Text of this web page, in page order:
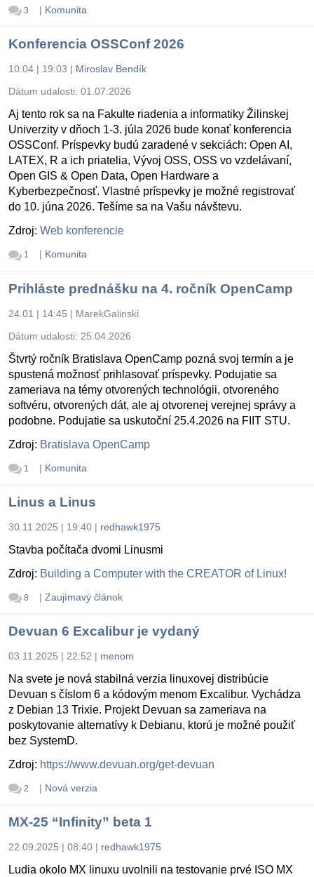
3 | Komunita
Konferencia OSSConf 2026
10.04 | 19:03 | Miroslav Bendík
Dátum udalosti: 01.07.2026
Aj tento rok sa na Fakulte riadenia a informatiky Žilinskej
Univerzity v dňoch 1-3. júla 2026 bude konať konferencia
OSSConf. Príspevky budú zaradené v sekciách: Open AI,
LATEX, R a ich priatelia, Vývoj OSS, OSS vo vzdelávaní,
Open GIS & Open Data, Open Hardware a
Kyberbezpečnosť. Vlastné príspevky je možné registrovať
do 10. júna 2026. Tešíme sa na Vašu návštevu.
Zdroj: Web konferencie
1 | Komunita
Prihláste prednášku na 4. ročník OpenCamp
24.01 | 14:45 | MarekGalinski
Dátum udalosti: 25.04.2026
Štvrtý ročník Bratislava OpenCamp pozná svoj termín a je
spustená možnosť prihlasovať príspevky. Podujatie sa
zameriava na témy otvorených technológii, otvoreného
softvéru, otvorených dát, ale aj otvorenej verejnej správy a
podobne. Podujatie sa uskutoční 25.4.2026 na FIIT STU.
Zdroj: Bratislava OpenCamp
1 | Komunita
Linus a Linus
30.11.2025 | 19:40 | redhawk1975
Stavba počítača dvomi Linusmi
Zdroj: Building a Computer with the CREATOR of Linux!
8 | Zaujímavý článok
Devuan 6 Excalibur je vydaný
03.11.2025 | 22:52 | menom
Na svete je nová stabilná verzia linuxovej distribúcie
Devuan s číslom 6 a kódovým menom Excalibur. Vychádza
z Debian 13 Trixie. Projekt Devuan sa zameriava na
poskytovanie alternatívy k Debianu, ktorú je možné použiť
bez SystemD.
Zdroj: https://www.devuan.org/get-devuan
2 | Nová verzia
MX-25 “Infinity” beta 1
22.09.2025 | 08:40 | redhawk1975
Ludia okolo MX linuxu uvolnili na testovanie prvé ISO MX